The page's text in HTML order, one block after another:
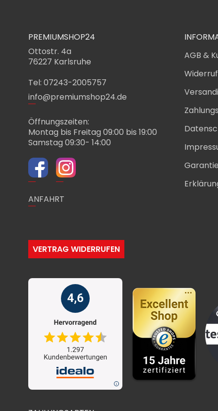
PREMIUMSHOP24
Ottostr. 4a
76227 Karlsruhe
Tel: 07243-2005757
info@premiumshop24.de
Öffnungszeiten:
Montag bis Freitag 09:00 bis 19:00
Samstag 09:30- 14:00
ANFAHRT
AGB &
VERTRAG WIDERRUFEN